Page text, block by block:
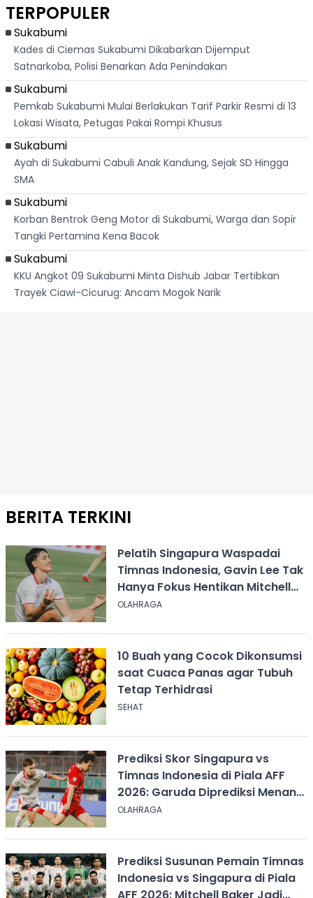
Banteng
"Bang Messi"
TERPOPULER
Sukabumi
Kades di Ciemas Sukabumi Dikabarkan Dijemput
Satnarkoba, Polisi Benarkan Ada Penindakan
Sukabumi
Pemkab Sukabumi Mulai Berlakukan Tarif Parkir Resmi di 13
Lokasi Wisata, Petugas Pakai Rompi Khusus
Sukabumi
Ayah di Sukabumi Cabuli Anak Kandung, Sejak SD Hingga
SMA
Sukabumi
Korban Bentrok Geng Motor di Sukabumi, Warga dan Sopir
Tangki Pertamina Kena Bacok
Sukabumi
KKU Angkot 09 Sukabumi Minta Dishub Jabar Tertibkan
Trayek Ciawi-Cicurug: Ancam Mogok Narik
BERITA TERKINI
Pelatih Singapura Waspadai
Timnas Indonesia, Gavin Lee Tak
Hanya Fokus Hentikan Mitchell
Baker
OLAHRAGA
10 Buah yang Cocok Dikonsumsi
saat Cuaca Panas agar Tubuh
Tetap Terhidrasi
SEHAT
Prediksi Skor Singapura vs
Timnas Indonesia di Piala AFF
2026: Garuda Diprediksi Menang
Tipis
OLAHRAGA
Prediksi Susunan Pemain Timnas
Indonesia vs Singapura di Piala
AFF 2026: Mitchell Baker Jadi